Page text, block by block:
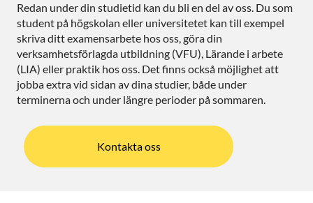
Redan under din studietid kan du bli en del av oss. Du som
student på högskolan eller universitetet kan till exempel
skriva ditt examensarbete hos oss, göra din
verksamhetsförlagda utbildning (VFU), Lärande i arbete
(LIA) eller praktik hos oss. Det finns också möjlighet att
jobba extra vid sidan av dina studier, både under
terminerna och under längre perioder på sommaren.
Kontakta oss